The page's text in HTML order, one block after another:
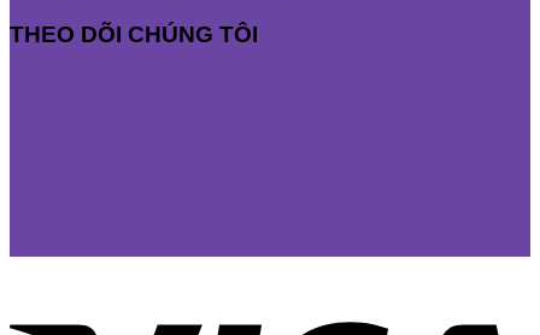
THEO DÕI CHÚNG TÔI